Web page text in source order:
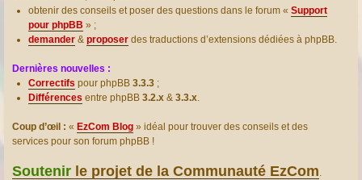
obtenir des conseils et poser des questions dans le forum « Support
pour phpBB » ;
demander & proposer des traductions d’extensions dédiées à phpBB.
Dernières nouvelles :
Correctifs pour phpBB 3.3.3 ;
Différences entre phpBB 3.2.x & 3.3.x.
Coup d’œil : « EzCom Blog » idéal pour trouver des conseils et des
services pour son forum phpBB !
Soutenir le projet de la Communauté EzCom.